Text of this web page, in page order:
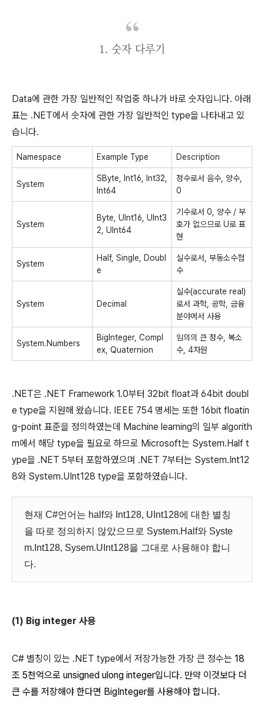
1. 숫자 다루기
Data에 관한 가장 일반적인 작업중 하나가 바로 숫자입니다. 아래
표는 .NET에서 숫자에 관한 가장 일반적인 type을 나타내고 있
습니다.
Namespace Example Type Description
System
SByte, Int16, Int32,
Int64
정수로서 음수, 양수,
0
System
Byte, UInt16, UInt3
2, UInt64
기수로서 0, 양수 / 부
호가 없으므로 U로 표
현
System
Half, Single, Doubl
e
실수로서, 부동소수점
수
System Decimal
실수(accurate real)
로서 과학, 공학, 금융
분야에서 사용
System.Numbers
BigInteger, Compl
ex, Quaternion
임의의 큰 정수, 복소
수, 4차원
.NET은 .NET Framework 1.0부터 32bit float과 64bit doubl
e type을 지원해 왔습니다. IEEE 754 명세는 또한 16bit floatin
g-point 표준을 정의하였는데 Machine learning의 일부 algorith
m에서 해당 type을 필요로 하므로 Microsoft는 System.Half t
ype을 .NET 5부터 포함하였으며 .NET 7부터는 System.Int12
8와 System.UInt128 type을 포함하였습니다.
현재 C#언어는 half와 Int128, UInt128에 대한 별칭
을 따로 정의하지 않았으므로 System.Half와 Syste
m.Int128, Sysem.UInt128을 그대로 사용해야 합니
다.
(1) Big integer 사용
C# 별칭이 있는 .NET type에서 저장가능한 가장 큰 정수는 18
조 5천억으로 unsigned ulong integer입니다. 만약 이것보다 더
큰 수를 저장해야 한다면 BigInteger를 사용해야 합니다.